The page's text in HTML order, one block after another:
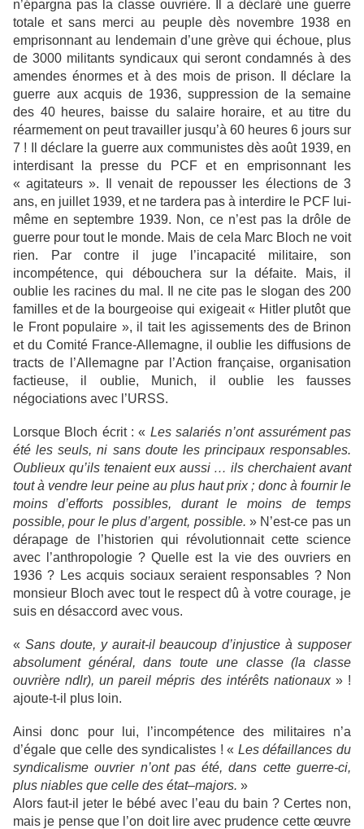
n’épargna pas la classe ouvrière. Il a déclaré une guerre
totale et sans merci au peuple dès novembre 1938 en
emprisonnant au lendemain d’une grève qui échoue, plus
de 3000 militants syndicaux qui seront condamnés à des
amendes énormes et à des mois de prison. Il déclare la
guerre aux acquis de 1936, suppression de la semaine
des 40 heures, baisse du salaire horaire, et au titre du
réarmement on peut travailler jusqu’à 60 heures 6 jours sur
7 ! Il déclare la guerre aux communistes dès août 1939, en
interdisant la presse du PCF et en emprisonnant les
« agitateurs ». Il venait de repousser les élections de 3
ans, en juillet 1939, et ne tardera pas à interdire le PCF lui-
même en septembre 1939. Non, ce n’est pas la drôle de
guerre pour tout le monde. Mais de cela Marc Bloch ne voit
rien. Par contre il juge l’incapacité militaire, son
incompétence, qui débouchera sur la défaite. Mais, il
oublie les racines du mal. Il ne cite pas le slogan des 200
familles et de la bourgeoise qui exigeait « Hitler plutôt que
le Front populaire », il tait les agissements des de Brinon
et du Comité France-Allemagne, il oublie les diffusions de
tracts de l’Allemagne par l’Action française, organisation
factieuse, il oublie, Munich, il oublie les fausses
négociations avec l’URSS.
Lorsque Bloch écrit : « Les salariés n’ont assurément pas
été les seuls, ni sans doute les principaux responsables.
Oublieux qu’ils tenaient eux aussi … ils cherchaient avant
tout à vendre leur peine au plus haut prix ; donc à fournir le
moins d’efforts possibles, durant le moins de temps
possible, pour le plus d’argent, possible. » N’est-ce pas un
dérapage de l’historien qui révolutionnait cette science
avec l’anthropologie ? Quelle est la vie des ouvriers en
1936 ? Les acquis sociaux seraient responsables ? Non
monsieur Bloch avec tout le respect dû à votre courage, je
suis en désaccord avec vous.
« Sans doute, y aurait-il beaucoup d’injustice à supposer
absolument général, dans toute une classe (la classe
ouvrière ndlr), un pareil mépris des intérêts nationaux » !
ajoute-t-il plus loin.
Ainsi donc pour lui, l’incompétence des militaires n’a
d’égale que celle des syndicalistes ! « Les défaillances du
syndicalisme ouvrier n’ont pas été, dans cette guerre-ci,
plus niables que celle des état–majors. »
Alors faut-il jeter le bébé avec l’eau du bain ? Certes non,
mais je pense que l’on doit lire avec prudence cette œuvre